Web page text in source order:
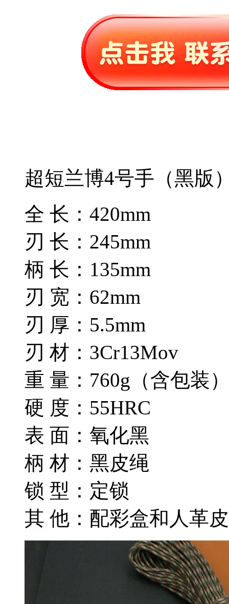
超短兰博4号手（黑版
全 长：420mm
刃 长：245mm
柄 长：135mm
刃 宽：62mm
刃 厚：5.5mm
刃 材：3Cr13Mov
重 量：760g（含包装
硬 度：55HRC
表 面：氧化黑
柄 材：黑皮绳
锁 型：定锁
其 他：配彩盒和人革